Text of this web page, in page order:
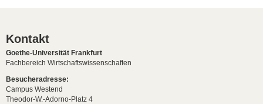
Kontakt
Goethe-Universität Frankfurt
Fachbereich Wirtschaftswissenschaften
Besucheradresse:
Campus Westend
Theodor-W.-Adorno-Platz 4